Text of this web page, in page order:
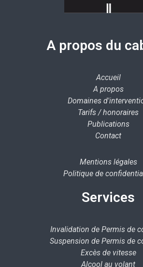
A propos du
Accueil
A propos
Domaines
Tarifs / honoraires
Publications
Contact
Mentions légales
Politique de
Services
Invalidation de Permis de
Suspension de Permis de
Excès de vitesse
Alcool au volant